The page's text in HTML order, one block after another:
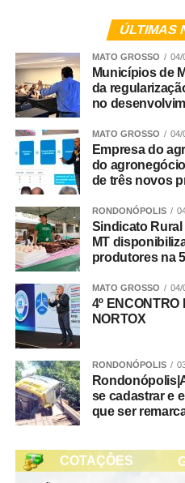
exploração de jogos de
falsidade ideológica.
Continuidade
As diligências
investigações e finalização
consequente indiciamento
Integração
Participaram da
Delegacia Especializada
Rondonópolis, com apoio
Tangará da Serra, da
Organizado (GCCO) e da
Repressão ao Crime
WhatsApp
Facebook
Twitter
ÚLTIMAS
MATO GROSSO 04/
Municípios de
da
no
MATO GROSSO 04/
Empresa do
do
de três novos
RONDONÓPOLIS
Sindicato
MT
produtores na
MATO GROSSO 04/
4º ENCONTRO
NORTOX
RONDONÓPOLIS
se cadastrar e
que ser